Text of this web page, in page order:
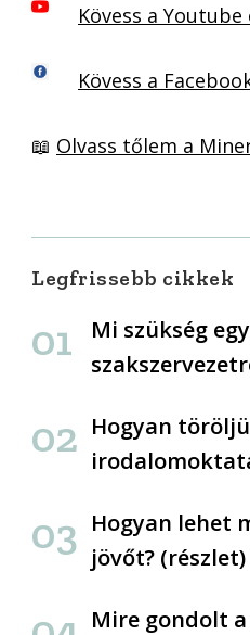
Kövess a
Kövess a
📖 Olvass tőlem a
Legfrissebb cikkek
Mi szükség
Hogyan
Hogyan lehet
jövőt? (részlet)
Mire gondolt